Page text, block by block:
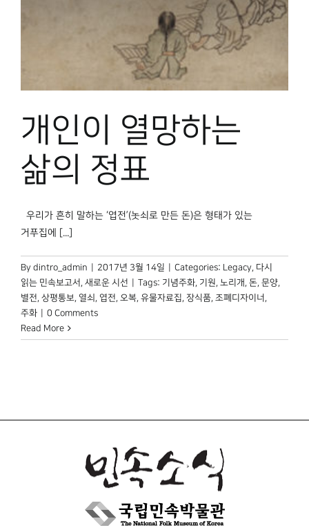
개인이 열망하는
삶의 정표
우리가 흔히 말하는 ‘엽전’(놋쇠로 만든 돈)은 형태가 있는
거푸집에 [...]
By dintro_admin 2017년 3월 14일 Categories: Legacy 다시
읽는 민속보고서 새로운 시선 Tags: 기념주화 기원 노리개 돈 문양
별전 상평통보 열쇠 엽전 오복 유물자료집 장식품 조폐디자이너
주화
0 Comments
Read More